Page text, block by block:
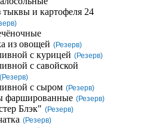
тыквы и картофеля 24
из овощей (Резерв)
с курицей (Резерв)
с савойской
(Резерв)
с сыром (Резерв)
фаршированные (Резерв)
Блэк" (Резерв)
(Резерв)